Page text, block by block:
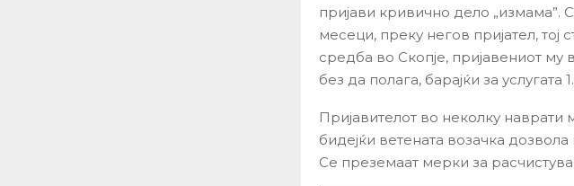
пријави кривично дело „измама”.
месеци, преку негов пријател, тој
средба во Скопје, пријавениот
без да полага, барајќи за
Пријавителот во неколку наврати
бидејќи ветената возачка
Се преземаат мерки за